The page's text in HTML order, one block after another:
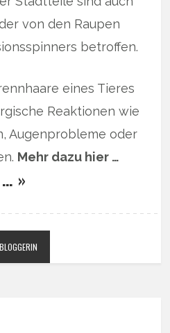
von den Raupen
betroffen.
eines Tieres
Reaktionen wie
Augenprobleme oder
Mehr dazu hier …
… »